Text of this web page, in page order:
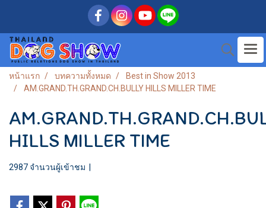
หน้าแรก บทความทั้งหมด
Best in Show 2013
AM.GRAND.TH.GRAND.CH.BULLY HILLS MILLER TIME
HILLS MILLER TIME
2987 จำนวนผู้เข้าชม